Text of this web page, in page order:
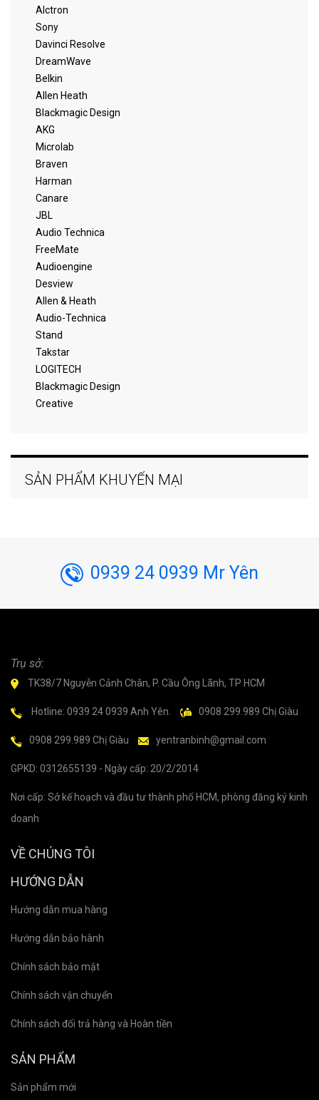
Alctron
Sony
Davinci Resolve
DreamWave
Belkin
Allen Heath
Blackmagic Design
AKG
Microlab
Braven
Harman
Canare
JBL
Audio Technica
FreeMate
Audioengine
Desview
Allen & Heath
Audio-Technica
Stand
Takstar
LOGITECH
Blackmagic Design
Creative
SẢN PHẨM KHUYẾN MẠI
0939 24 0939 Mr Yên
Trụ sở:
TK38/7 Nguyễn Cảnh Chân, P. Cầu Ông Lãnh, TP HCM
Hotline: 0939 24 0939 Anh Yên. 0908 299.989 Chị Giàu
0908 299.989 Chị Giàu yentranbinh@gmail.com
GPKD: 0312655139 - Ngày cấp: 20/2/2014
Nơi cấp: Sở kế hoạch và đầu tư thành phố HCM, phòng đăng ký kinh
doanh
VỀ CHÚNG TÔI
HƯỚNG DẪN
Hướng dẫn mua hàng
Hướng dẫn bảo hành
Chính sách bảo mật
Chính sách vận chuyển
Chính sách đổi trả hàng và Hoàn tiền
SẢN PHẨM
Sản phẩm mới